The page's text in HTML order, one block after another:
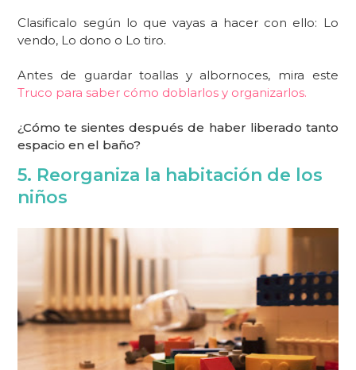
Clasificalo según lo que vayas a hacer con ello: Lo
vendo, Lo dono o Lo tiro.
Antes de guardar toallas y albornoces, mira este
Truco para saber cómo doblarlos y organizarlos.
¿Cómo te sientes después de haber liberado tanto
espacio en el baño?
5. Reorganiza la habitación de los
niños